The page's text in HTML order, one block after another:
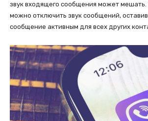
звук входящего сообщения может мешать.
можно отключить звук сообщений, оставив
сообщение активным для всех других